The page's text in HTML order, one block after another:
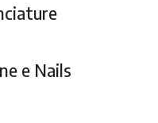
e Nails